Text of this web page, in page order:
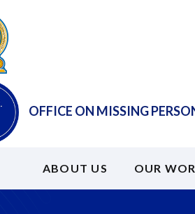
OFFICE ON MISSING
ABOUT US OUR